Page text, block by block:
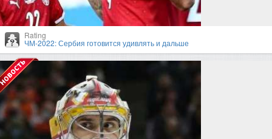
Rating
ЧМ-2022: Сербия готовится удивлять и дальше